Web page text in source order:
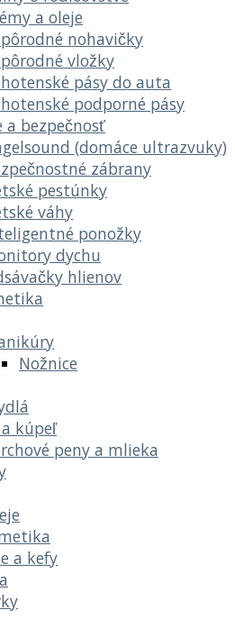
a oleje
nohavičky
vložky
pásy do auta
podporné pásy
a bezpečnosť
(domáce ultrazvuky)
zábrany
pestúnky
váhy
ponožky
dychu
hlienov
Nožnice
kúpeľ
peny a mlieka
a kefy